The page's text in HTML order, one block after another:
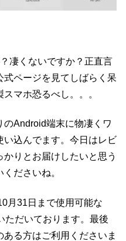
凄くないですか？正直言
式ページを見てしばらく呆
マホ恐るべし。。。
のAndroid端末に物凄くワ
い込んでます。今日はレビ
りとお届けしたいと思う
ださいね。
月31日まで使用可能な
ただいております。最後
る方はご利用くださいま